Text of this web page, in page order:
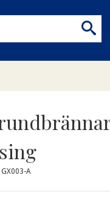
GX003-A